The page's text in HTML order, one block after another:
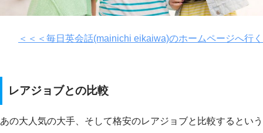
＜＜＜毎日英会話(mainichi eikaiwa)のホームページへ行く
レアジョブとの比較
あの大人気の大手、そして格安のレアジョブと比較するという